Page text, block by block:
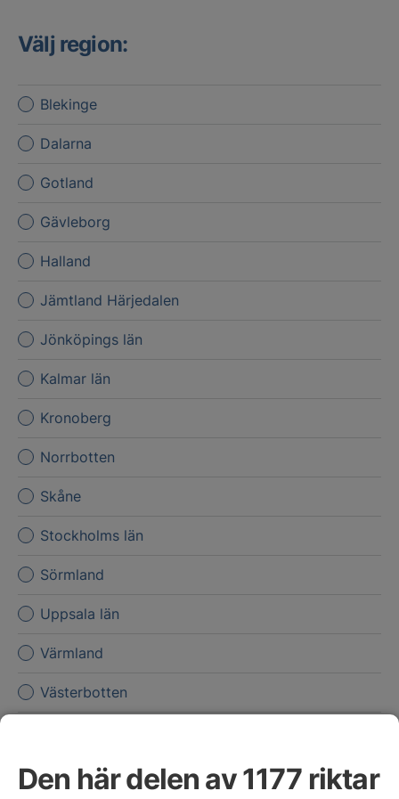
Den här delen av 1177 riktar
Välj region:
Blekinge
Dalarna
Gotland
Gävleborg
Halland
Jämtland Härjedalen
Jönköpings län
Kalmar län
Kronoberg
Norrbotten
Skåne
Stockholms län
Sörmland
Uppsala län
Värmland
Västerbotten
Västmanland